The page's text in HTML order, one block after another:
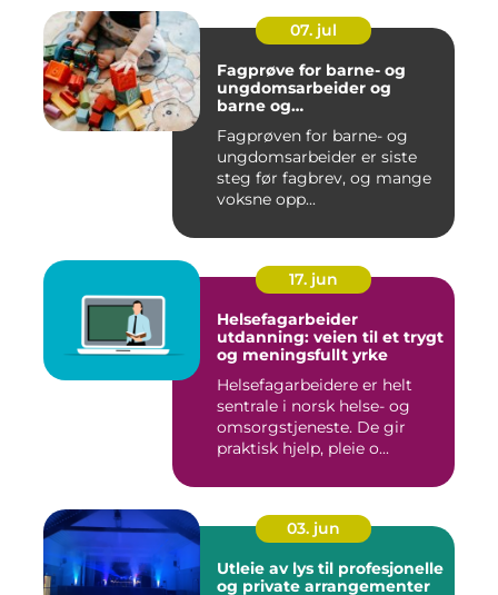
07. jul
Fagprøve for barne- og
ungdomsarbeider og
barne og
og VG2
Fagprøven for barne- og
ungdomsarbeider er siste
steg før fagbrev, og mange
voksne opp...
17. jun
Helsefagarbeider
utdanning: veien til et trygt
og meningsfullt yrke
Helsefagarbeidere er helt
sentrale i norsk helse- og
omsorgstjeneste. De gir
praktisk hjelp, pleie o...
03. jun
Utleie av lys til profesjonelle
og private arrangementer